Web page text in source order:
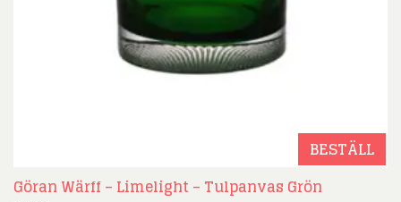
BESTÄLL
Göran Wärff – Limelight – Tulpanvas Grön